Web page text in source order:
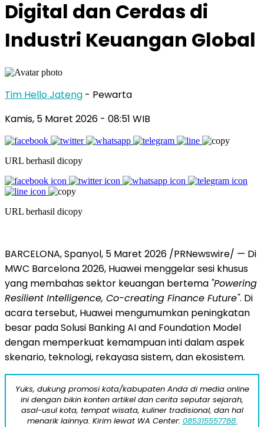
Digital dan Cerdas di
Industri Keuangan Global
Tim Hello Jateng - Pewarta
Kamis, 5 Maret 2026 - 08:51 WIB
URL berhasil dicopy
URL berhasil dicopy
BARCELONA, Spanyol, 5 Maret 2026 /PRNewswire/ — Di
MWC Barcelona 2026, Huawei menggelar sesi khusus
yang membahas sektor keuangan bertema "Powering
Resilient Intelligence, Co-creating Finance Future". Di
acara tersebut, Huawei mengumumkan peningkatan
besar pada Solusi Banking AI and Foundation Model
dengan memperkuat kemampuan inti dalam aspek
skenario, teknologi, rekayasa sistem, dan ekosistem.
Yuks, dukung promosi kota/kabupaten Anda di media online
ini dengan bikin konten artikel dan cerita seputar sejarah,
asal-usul kota, tempat wisata, kuliner tradisional, dan hal
menarik lainnya. Kirim lewat WA Center: 085315557788.